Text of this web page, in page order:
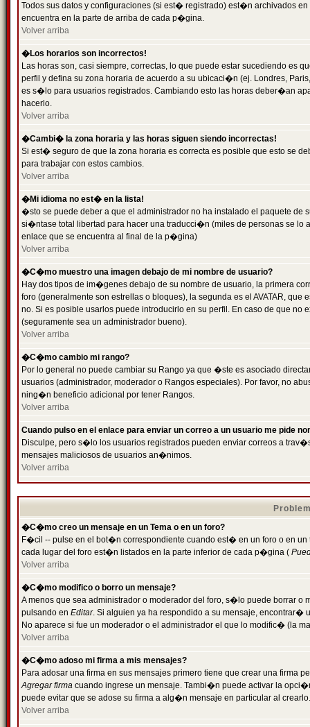
Todos sus datos y configuraciones (si est� registrado) est�n archivados
encuentra en la parte de arriba de cada p�gina.
Volver arriba
�Los horarios son incorrectos!
Las horas son, casi siempre, correctas, lo que puede estar sucediendo es
perfil y defina su zona horaria de acuerdo a su ubicaci�n (ej. Londres,
es s�lo para usuarios registrados. Cambiando esto las horas deber�an
hacerlo.
Volver arriba
�Cambi� la zona horaria y las horas siguen siendo incorrectas!
Si est� seguro de que la zona horaria es correcta es posible que esto se
para trabajar con estos cambios.
Volver arriba
�Mi idioma no est� en la lista!
�sto se puede deber a que el administrador no ha instalado el paquete
si�ntase total libertad para hacer una traducci�n (miles de personas se
enlace que se encuentra al final de la p�gina)
Volver arriba
�C�mo muestro una imagen debajo de mi nombre de usuario?
Hay dos tipos de im�genes debajo de su nombre de usuario, la primera
foro (generalmente son estrellas o bloques), la segunda es el AVATAR,
no. Si es posible usarlos puede introducirlo en su perfil. En caso de que
(seguramente sea un administrador bueno).
Volver arriba
�C�mo cambio mi rango?
Por lo general no puede cambiar su Rango ya que �ste es asociado
usuarios (administrador, moderador o Rangos especiales). Por favor, no
ning�n beneficio adicional por tener Rangos.
Volver arriba
Cuando pulso en el enlace para enviar un correo a un usuario me pide
Disculpe, pero s�lo los usuarios registrados pueden enviar correos a
mensajes maliciosos de usuarios an�nimos.
Volver arriba
�C�mo creo un mensaje en un Tema o en un foro?
F�cil -- pulse en el bot�n correspondiente cuando est� en un foro o en
cada lugar del foro est�n listados en la parte inferior de cada p�gina (
Volver arriba
�C�mo modifico o borro un mensaje?
A menos que sea administrador o moderador del foro, s�lo puede borrar o
pulsando en Editar. Si alguien ya ha respondido a su mensaje, encontrar�
No aparece si fue un moderador o el administrador el que lo modific� (la
Volver arriba
�C�mo adoso mi firma a mis mensajes?
Para adosar una firma en sus mensajes primero tiene que crear una firma
Agregar firma cuando ingrese un mensaje. Tambi�n puede activar la
puede evitar que se adose su firma a alg�n mensaje en particular al crearlo.
Volver arriba